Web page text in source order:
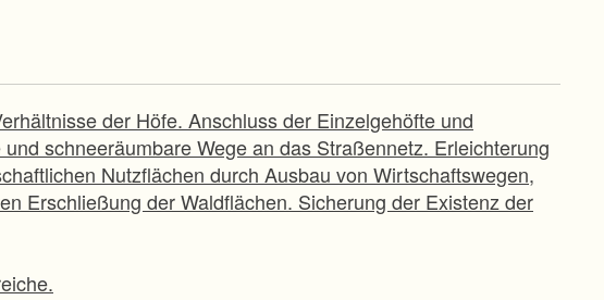
der Höfe. Anschluss der Einzelgehöfte und
schneeräumbare Wege an das Straßennetz. Erleichterung
Nutzflächen durch Ausbau von Wirtschaftswegen,
Erschließung der Waldflächen. Sicherung der Existenz der